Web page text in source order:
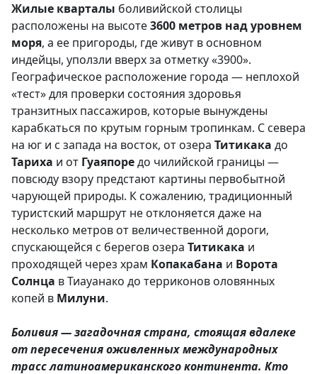
Жилые кварталы боливийской столицы
расположены на высоте3600 метров над уровнем
моря, а ее пригороды, где живут в основном
индейцы, уползли вверх за отметку «3900».
Географическое расположение города — неплохой
«тест» для проверки состояния здоровья
транзитных пассажиров, которые вынуждены
карабкаться по крутым горным тропинкам. С севера
на юг и с запада на восток, от озера Титикака до
Тариха и от Гуаяпоредо чилийской границы —
повсюду взору предстают картины первобытной
чарующей природы. К сожалению, традиционный
туристский маршрут не отклоняется даже на
несколько метров от величественной дороги,
спускающейся с берегов озера Титикака и
проходящей через храм Копакабана и Ворота
Солнца в Тиауанако до терриконов оловянных
копей в Милуни.
Боливия — загадочная страна, стоящая вдалеке
от пересечения оживленных международных
трасс латиноамериканского континента. Кто